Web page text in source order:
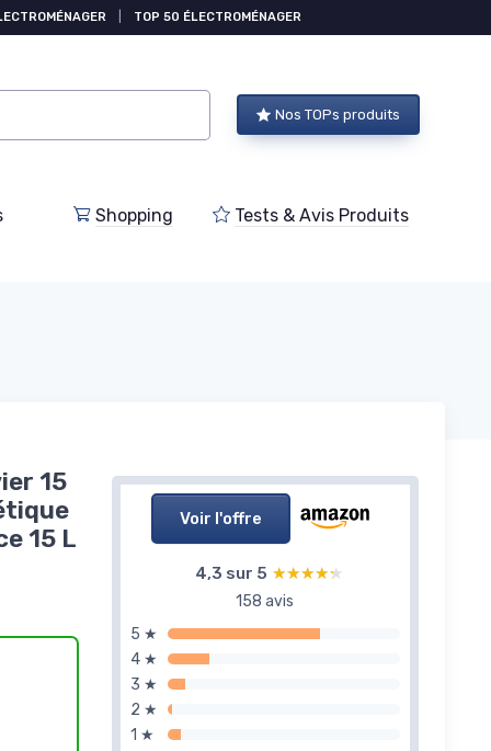
TOP 50 ÉLECTROMÉNAGER
Nos TOPs produits
Shopping Tests & Avis Produits
Voir l'offre
4,3 sur 5 ★★★★★
★★★★★
158 avis
5 ★
4 ★
3 ★
2 ★
1 ★
15
15 L